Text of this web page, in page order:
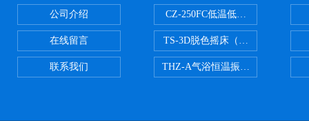
公司介绍
在线留言
联系我们
CZ-250FC低温低湿种子储藏柜
TS-3D脱色摇床（三维运动）
THZ-A气浴恒温振荡器